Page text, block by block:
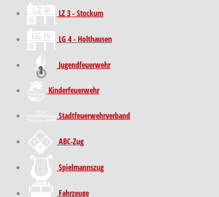
LZ 3 - Stockum
LG 4 - Holthausen
Jugendfeuerwehr
Kinder­feuer­wehr
Stadt­feuer­wehr­verband
ABC-Zug
Spielmannszug
Fahrzeuge